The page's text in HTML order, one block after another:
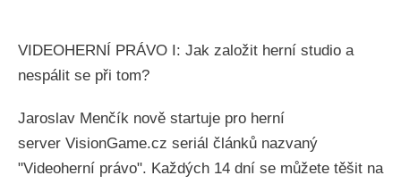
VIDEOHERNÍ PRÁVO I: Jak založit herní studio a
nespálit se při tom?
Jaroslav Menčík nově startuje pro herní
server VisionGame.cz seriál článků nazvaný
"Videoherní právo". Každých 14 dní se můžete těšit na